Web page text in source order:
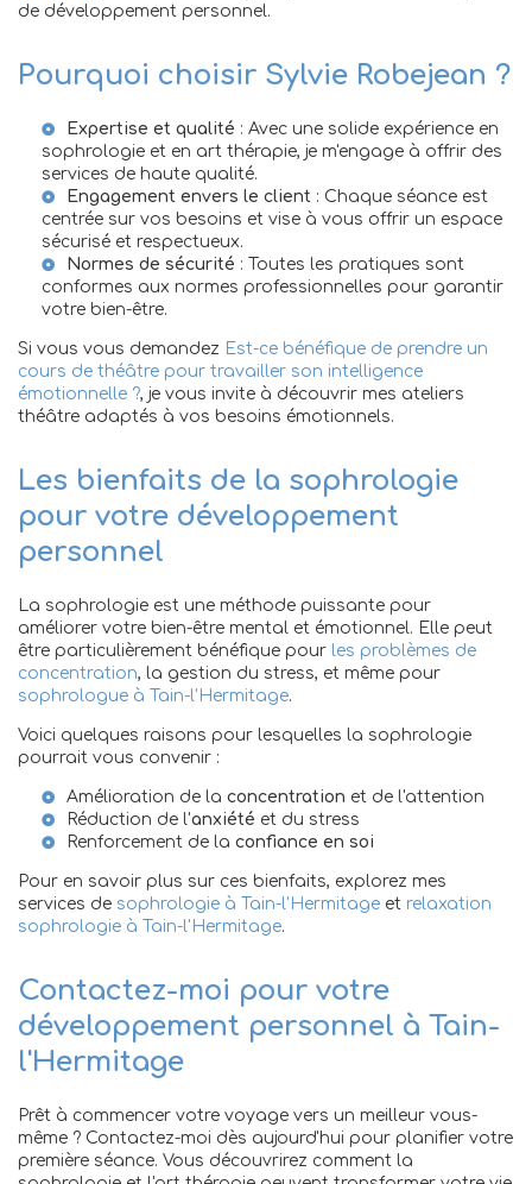
de développement personnel.
Pourquoi choisir Sylvie Robejean ?
Expertise et qualité : Avec une solide expérience en
sophrologie et en art thérapie, je m'engage à offrir des
services de haute qualité.
Engagement envers le client : Chaque séance est
centrée sur vos besoins et vise à vous offrir un espace
sécurisé et respectueux.
Normes de sécurité : Toutes les pratiques sont
conformes aux normes professionnelles pour garantir
votre bien-être.
Si vous vous demandez Est-ce bénéfique de prendre un
cours de théâtre pour travailler son intelligence
émotionnelle ?, je vous invite à découvrir mes ateliers
théâtre adaptés à vos besoins émotionnels.
Les bienfaits de la sophrologie
pour votre développement
personnel
La sophrologie est une méthode puissante pour
améliorer votre bien-être mental et émotionnel. Elle peut
être particulièrement bénéfique pour les problèmes de
concentration, la gestion du stress, et même pour
sophrologue à Tain-l'Hermitage.
Voici quelques raisons pour lesquelles la sophrologie
pourrait vous convenir :
Amélioration de la concentration et de l'attention
Réduction de l'anxiété et du stress
Renforcement de la confiance en soi
Pour en savoir plus sur ces bienfaits, explorez mes
services de sophrologie à Tain-l'Hermitage et relaxation
sophrologie à Tain-l'Hermitage.
Contactez-moi pour votre
développement personnel à Tain-
l'Hermitage
Prêt à commencer votre voyage vers un meilleur vous-
même ? Contactez-moi dès aujourd'hui pour planifier votre
première séance. Vous découvrirez comment la